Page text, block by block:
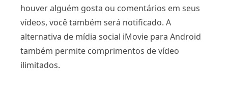
houver alguém gosta ou comentários em seus
vídeos, você também será notificado. A
alternativa de mídia social iMovie para Android
também permite comprimentos de vídeo
ilimitados.